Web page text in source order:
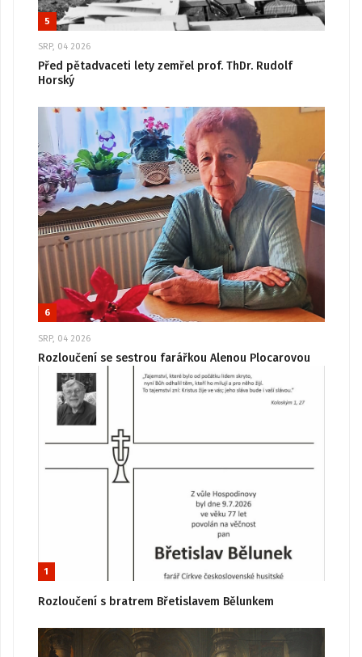
5
SRP, 04 2026
Před pětadvaceti lety zemřel prof. ThDr. Rudolf
Horský
6
SRP, 04 2026
Rozloučení se sestrou farářkou Alenou Plocarovou
1
Rozloučení s bratrem Břetislavem Bělunkem